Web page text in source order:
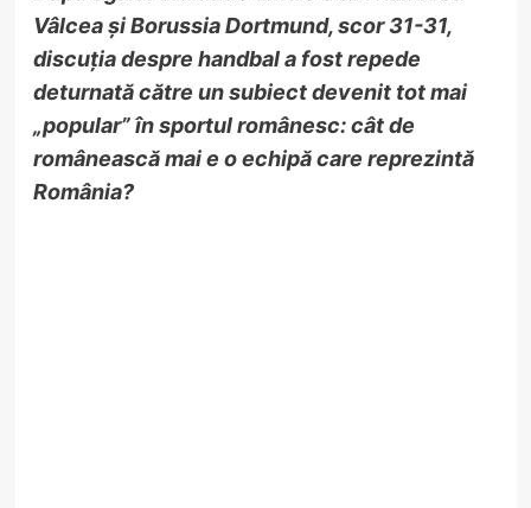
Vâlcea și Borussia Dortmund, scor 31-31,
discuția despre handbal a fost repede
deturnată către un subiect devenit tot mai
„popular” în sportul românesc: cât de
românească mai e o echipă care reprezintă
România?